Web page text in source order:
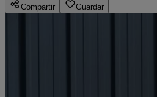
Compartir Guardar